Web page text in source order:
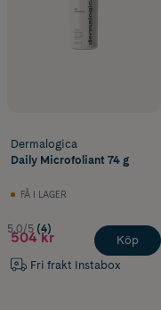
Dermalogica
Daily Microfoliant 74 g
FÅ I LAGER
5.0/5 (4)
504 kr
Fri frakt Instabox
Köp